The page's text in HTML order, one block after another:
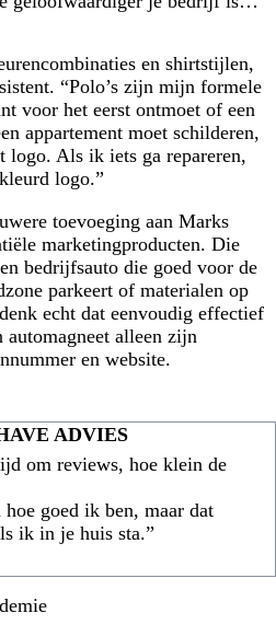
en shirtstijlen,
“Polo’s zijn mijn formele
voor het eerst ontmoet of een
appartement moet schilderen,
logo. Als ik iets ga repareren,
logo.”
toevoeging aan Marks
marketingproducten. Die
bedrijfsauto die goed voor de
parkeert of materialen op
echt dat eenvoudig effectief
automagneet alleen zijn
en website.
ADVIES
om reviews, hoe klein de
goed ik ben, maar dat
ik in je huis sta.”